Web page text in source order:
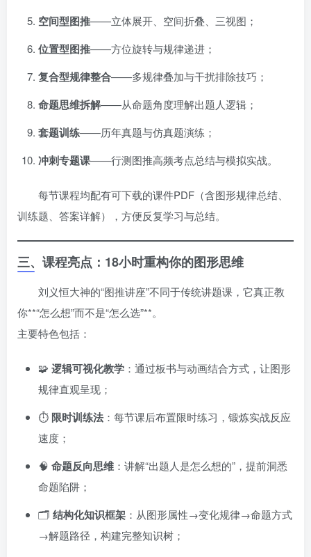
空间型图推——立体展开、空间折叠、三视图；
位置型图推——方位旋转与规律递进；
复合型规律整合——多规律叠加与干扰排除技巧；
命题思维拆解——从命题角度理解出题人逻辑；
套题训练——历年真题与仿真题演练；
冲刺专题课——行测图推高频考点总结与模拟实战。
每节课程均配有可下载的课件PDF（含图形规律总结、
训练题、答案详解），方便反复学习与总结。
三、课程亮点：18小时重构你的图形思维
刘义恒大神的“图推讲座”不同于传统讲题课，它真正教
你**“怎么想”而不是“怎么选”**。
主要特色包括：
🧩 逻辑可视化教学 ：通过板书与动画结合方式，让图形
规律直观呈现；
⏱️ 限时训练法 ：每节课后布置限时练习，锻炼实战反应
速度；
🧠 命题反向思维 ：讲解“出题人是怎么想的”，提前洞悉
命题陷阱；
🗂️ 结构化知识框架 ：从图形属性→变化规律→命题方式
→解题路径，构建完整知识树；